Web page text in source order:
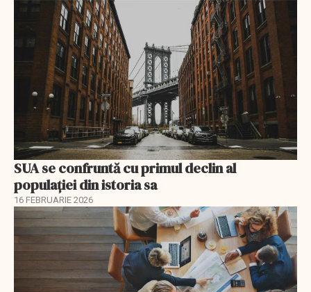
SUA se confruntă cu primul declin al
populației din istoria sa
16 FEBRUARIE 2026